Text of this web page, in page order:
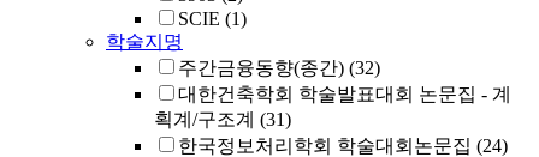
SCIE (1)
학술지명
주간금융동향(종간) (32)
대한건축학회 학술발표대회 논문집 - 계
획계/구조계 (31)
한국정보처리학회 학술대회논문집 (24)